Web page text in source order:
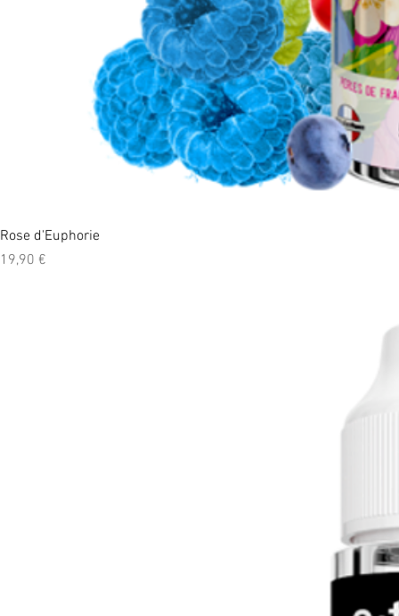
Rose d'Euphorie
Prix
19,90 €